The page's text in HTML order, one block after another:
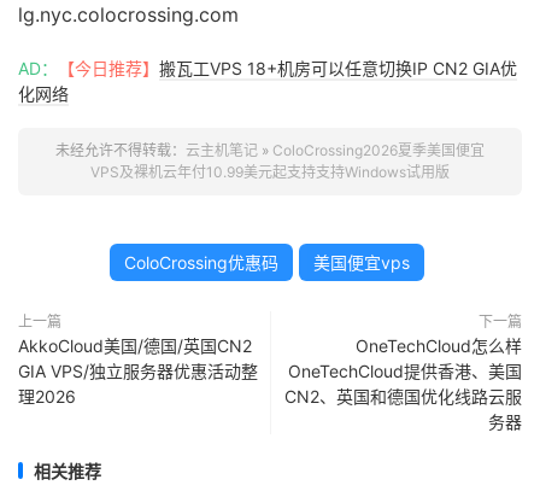
lg.nyc.colocrossing.com
AD： 【今日推荐】 搬瓦工VPS 18+机房可以任意切换IP CN2 GIA优
化网络
未经允许不得转载： 云主机笔记 » ColoCrossing2026夏季美国便宜
VPS及裸机云年付10.99美元起支持支持Windows试用版
ColoCrossing优惠码 美国便宜vps
上一篇
AkkoCloud美国/德国/英国CN2
GIA VPS/独立服务器优惠活动整
理2026
下一篇
OneTechCloud怎么样
OneTechCloud提供香港、美国
CN2、英国和德国优化线路云服
务器
相关推荐